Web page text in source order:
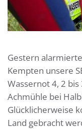
Gestern
Kempten unsere
Wassernot 4, 2
Achmühle bei
Glücklicherweise
Land gebracht